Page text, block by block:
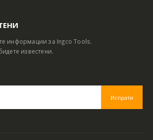
информации за Ingco Tools.
известени.